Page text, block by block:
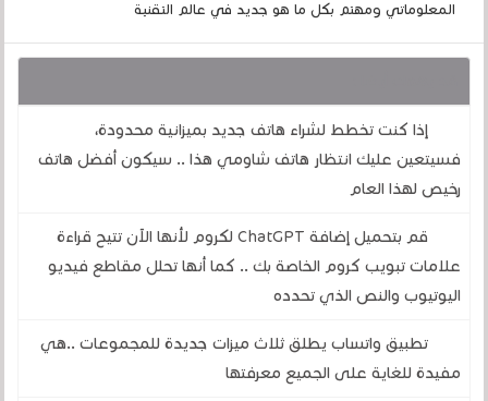
المعلوماتي ومهتم بكل ما هو جديد في عالم التقنية
إذا كنت تخطط لشراء هاتف جديد بميزانية محدودة،
فسيتعين عليك انتظار هاتف شاومي هذا .. سيكون أفضل هاتف
رخيص لهذا العام
قم بتحميل إضافة ChatGPT لكروم لأنها الآن تتيح قراءة
علامات تبويب كروم الخاصة بك .. كما أنها تحلل مقاطع فيديو
اليوتيوب والنص الذي تحدده
تطبيق واتساب يطلق ثلاث ميزات جديدة للمجموعات ..هي
مفيدة للغاية على الجميع معرفتها